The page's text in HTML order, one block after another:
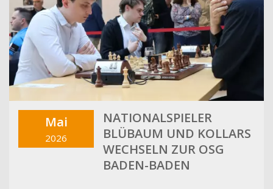
Mai
2026
NATIONALSPIELER
BLÜBAUM UND KOLLARS
WECHSELN ZUR OSG
BADEN-BADEN